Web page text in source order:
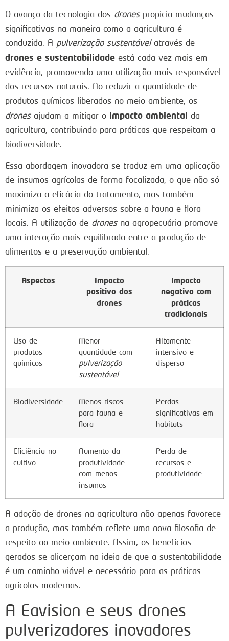
O avanço da tecnologia dos dronespropicia mudanças
significativas na maneira como a agricultura é
conduzida. A pulverização sustentávelatravés de
drones e sustentabilidade está cada vez mais em
evidência, promovendo uma utilização mais responsável
dos recursos naturais. Ao reduzir a quantidade de
produtos químicos liberados no meio ambiente, os
dronesajudam a mitigar o impacto ambiental da
agricultura, contribuindo para práticas que respeitam a
biodiversidade.
Essa abordagem inovadora se traduz em uma aplicação
de insumos agrícolas de forma focalizada, o que não só
maximiza a eficácia do tratamento, mas também
minimiza os efeitos adversos sobre a fauna e flora
locais. A utilização de dronesna agropecuária promove
uma interação mais equilibrada entre a produção de
alimentos e a preservação ambiental.
Aspectos
Impacto
positivo dos
drones
Impacto
negativo com
práticas
tradicionais
Uso de
produtos
químicos
Menor
quantidade com
pulverização
sustentável
Altamente
intensivo e
disperso
Biodiversidade
Menos riscos
para fauna e
flora
Perdas
significativas em
habitats
Eficiência no
cultivo
Aumento da
produtividade
com menos
insumos
Perda de
recursos e
produtividade
A adoção de drones na agricultura não apenas favorece
a produção, mas também reflete uma nova filosofia de
respeito ao meio ambiente. Assim, os benefícios
gerados se alicerçam na ideia de que a sustentabilidade
é um caminho viável e necessário para as práticas
agrícolas modernas.
A Eavision e seus drones
pulverizadores inovadores